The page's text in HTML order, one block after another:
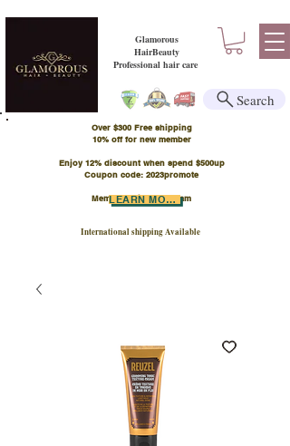
Glamorous
HairBeauty
Professional hair care
Over $300 Free shipping
​10% off for new member
Enjoy 12% discount when spend $500up
Coupon code: 2023promote
Member Points Program
International shipping Available
LEARN MORE
Search